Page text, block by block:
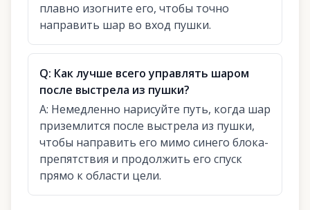
плавно изогните его, чтобы точно
направить шар во вход пушки.
Q: Как лучше всего управлять шаром
после выстрела из пушки?
A: Немедленно нарисуйте путь, когда шар
приземлится после выстрела из пушки,
чтобы направить его мимо синего блока-
препятствия и продолжить его спуск
прямо к области цели.